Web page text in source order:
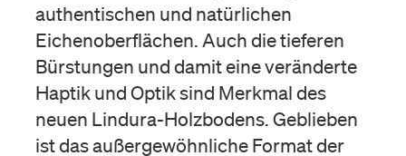
authentischen und natürlichen
Eichenoberflächen. Auch die tieferen
Bürstungen und damit eine veränderte
Haptik und Optik sind Merkmal des
neuen Lindura-Holzbodens. Geblieben
ist das außergewöhnliche Format der